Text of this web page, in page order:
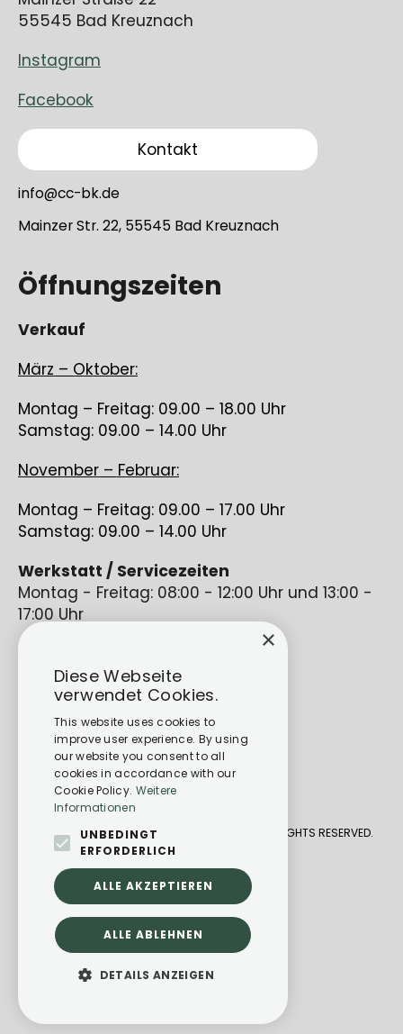
55545 Bad Kreuznach
Instagram
Facebook
Kontakt
info@cc-bk.de
Mainzer Str. 22, 55545 Bad Kreuznach
Öffnungszeiten
Verkauf
März – Oktober:
Montag – Freitag: 09.00 – 18.00 Uhr
Samstag: 09.00 – 14.00 Uhr
November – Februar:
Montag – Freitag: 09.00 – 17.00 Uhr
Samstag: 09.00 – 14.00 Uhr
Werkstatt / Servicezeiten
Montag - Freitag: 08:00 - 12:00 Uhr und 13:00 -
17:00 Uhr
CARAVANING CENTER BAD KREUZNACH 2026. ALL RIGHTS RESERVED.
IMPRESSUM
POWERED BY EMPORI CMS
×
Diese Webseite
verwendet Cookies.
This website uses cookies to
improve user experience. By using
our website you consent to all
cookies in accordance with our
Cookie Policy. Weitere
Informationen
UNBEDINGT
ERFORDERLICH
ALLE AKZEPTIEREN
ALLE ABLEHNEN
DETAILS ANZEIGEN